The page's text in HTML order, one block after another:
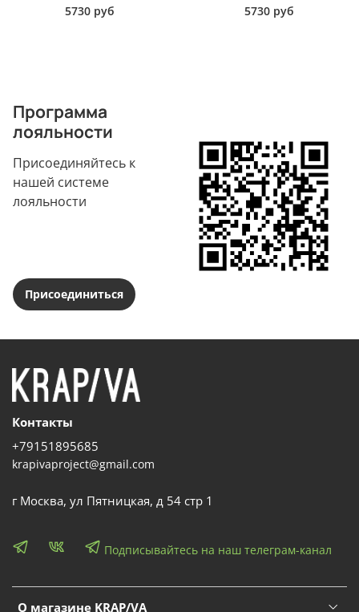
5730 руб 5730 руб
Программа
лояльности
Присоединяйтесь к
нашей системе
лояльности
Присоединиться
О магазине KRAP/VA
Контакты
+79151895685
krapivaproject@gmail.com
г Москва, ул Пятницкая, д 54 стр 1
Подписывайтесь на наш телеграм-канал